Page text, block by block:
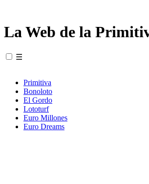
La Web de la
☰
Primitiva
Bonoloto
El Gordo
Lototurf
Euro Millones
Euro Dreams